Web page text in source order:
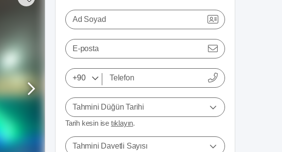
Ad Soyad
E-posta
Tahmini Düğün Tarihi
Tarih kesin ise tıklayın.
Tahmini Davetli Sayısı